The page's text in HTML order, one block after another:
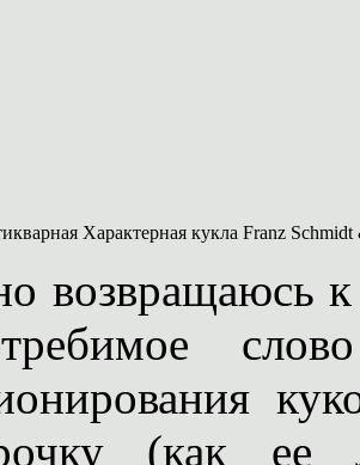
Характерная кукла Franz Schmidt
(как ее